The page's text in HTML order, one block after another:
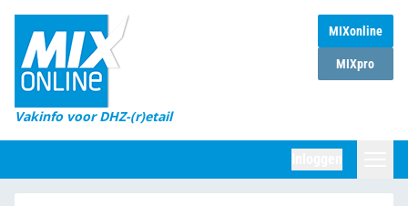
MIXonline
MIXpro
Vakinfo voor DHZ-(r)etail
Home
Magazines
DHZ Sessie